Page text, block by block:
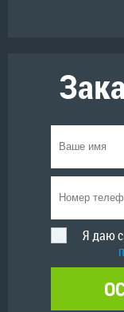
Я даю